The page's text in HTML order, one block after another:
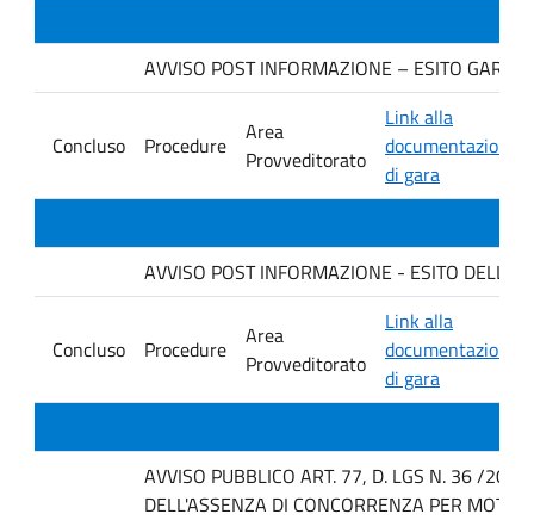
AVVISO POST INFORMAZIONE – ESITO GARA.
Concluso Procedure
Area
Provveditorato
Link alla
documentazione
di gara
AVVISO POST INFORMAZIONE - ESITO
Concluso Procedure
Area
Provveditorato
Link alla
documentazione
di gara
AVVISO PUBBLICO ART. 77, D. LGS N. 36 /
DELL'ASSENZA DI CONCORRENZA PER MOTIVI